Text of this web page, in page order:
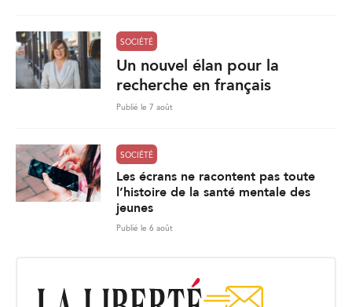
SOCIÉTÉ
Un nouvel élan pour la
recherche en français
Publié le 7 août
SOCIÉTÉ
Les écrans ne racontent pas toute
l’histoire de la santé mentale des
jeunes
Publié le 6 août